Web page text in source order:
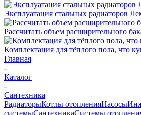
Эксплуатация стальных радиаторов
Рассчитать объем расширительного
Комплектация для тёплого пола, что
Главная
-
Каталог
-
Сантехника
РадиаторыКотлы отопленияНасосы
системыСантехникаСистемы